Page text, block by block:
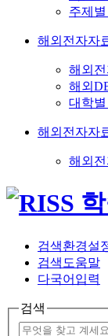
주제
해외전자자
해외
해외
대학
해외전자자
해외전
검색환경설
검색도움말
다국어입력
검색